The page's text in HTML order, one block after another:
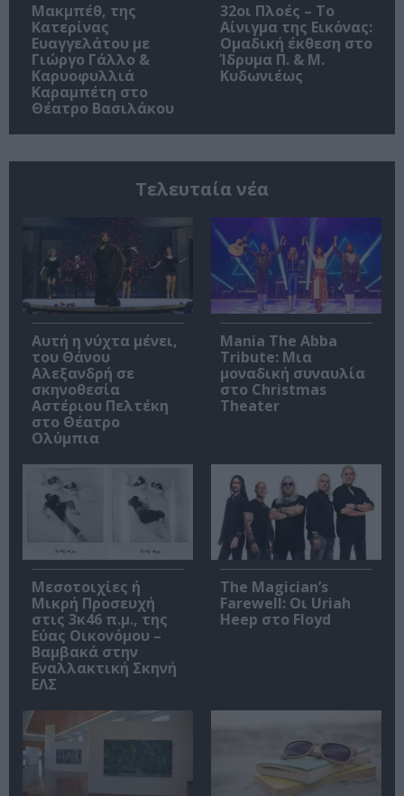
Μακμπέθ, της
Κατερίνας
Ευαγγελάτου με
Γιώργο Γάλλο &
Καρυοφυλλιά
Καραμπέτη στο
Θέατρο Βασιλάκου
32οι Πλοές – Το
Αίνιγμα της Εικόνας:
Ομαδική έκθεση στο
Ίδρυμα Π. & Μ.
Κυδωνιέως
Τελευταία νέα
Αυτή η νύχτα μένει,
του Θάνου
Αλεξανδρή σε
σκηνοθεσία
Αστέριου Πελτέκη
στο Θέατρο
Ολύμπια
Mania The Abba
Tribute: Μια
μοναδική συναυλία
στο Christmas
Theater
Μεσοτοιχίες ή
Μικρή Προσευχή
στις 3κ46 π.μ., της
Εύας Οικονόμου –
Βαμβακά στην
Εναλλακτική Σκηνή
ΕΛΣ
The Magician’s
Farewell: Οι Uriah
Heep στο Floyd